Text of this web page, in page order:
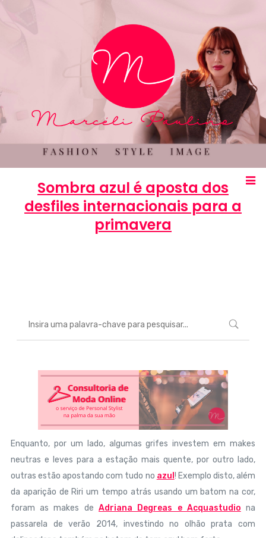
Sombra azul é aposta dos
desfiles internacionais para a
primavera
Enquanto, por um lado, algumas grifes investem em makes
neutras e leves para a estação mais quente, por outro lado,
outras estão apostando com tudo no azul ! Exemplo disto, além
da aparição de Riri um tempo atrás usando um batom na cor,
foram as makes de Adriana Degreas e Acquastudio na
passarela de verão 2014, investindo no olhão prata com